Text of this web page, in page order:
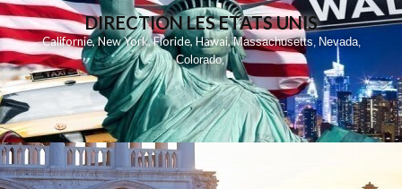
DIRECTION LES ETATS UNIS
Californie,New York,Floride,Hawai,Massachusetts, Nevada,
Colorado,